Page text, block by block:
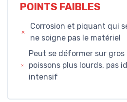
POINTS FAIBLES
Corrosion et piquant qui
ne soigne pas le matériel
Peut se déformer sur
poissons plus lourds, pas
intensif